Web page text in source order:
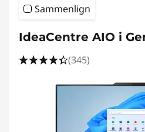
Sammenlign
IdeaCentre AIO i
(345)